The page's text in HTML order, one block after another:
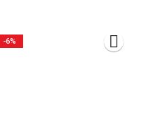
-6%